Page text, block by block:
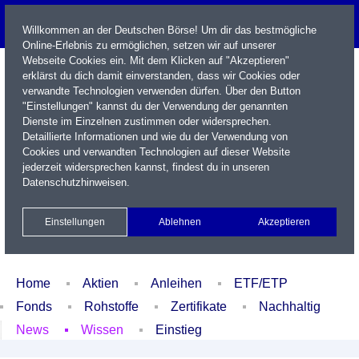
Name / WKN / ISIN / Kürzel
Xetra Realtime
Watchlist Portfolio Login
Home Aktien Anleihen
ETF/ETP
Fonds
Rohstoffe Zertifikate
Nachhaltig
News
Wissen Einstieg
Willkommen an der Deutschen Börse! Um dir das bestmögliche
Online-Erlebnis zu ermöglichen, setzen wir auf unserer
Webseite Cookies ein. Mit dem Klicken auf "Akzeptieren"
erklärst du dich damit einverstanden, dass wir Cookies oder
verwandte Technologien verwenden dürfen. Über den Button
"Einstellungen" kannst du der Verwendung der genannten
Dienste im Einzelnen zustimmen oder widersprechen.
Detaillierte Informationen und wie du der Verwendung von
Cookies und verwandten Technologien auf dieser Website
jederzeit widersprechen kannst, findest du in unseren
Datenschutzhinweisen.
Einstellungen Ablehnen Akzeptieren